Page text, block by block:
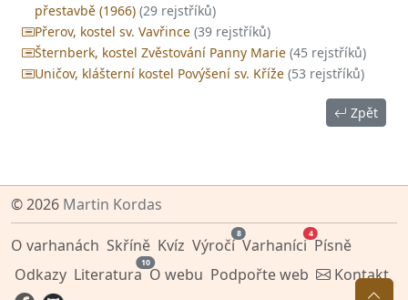
přestavbě (1966) (29 rejstříků)
Přerov, kostel sv. Vavřince (39 rejstříků)
Šternberk, kostel Zvěstování Panny Marie (45 rejstříků)
Uničov, klášterní kostel Povýšení sv. Kříže (53 rejstříků)
Zpět
© 2026 Martin Kordas
O varhanách Skříně Kvíz Výročí
8
Varhaníci
4
Písně
Odkazy Literatura
10
O webu Podpořte web Kontakt